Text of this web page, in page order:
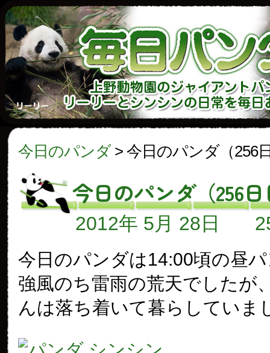
今日のパンダ> 今日のパンダ（256
今日のパンダ（256
2012年 5月 28日
今日のパンダは14:00頃の昼
強風のち雷雨の荒天でしたが
んは落ち着いて暮らしていま